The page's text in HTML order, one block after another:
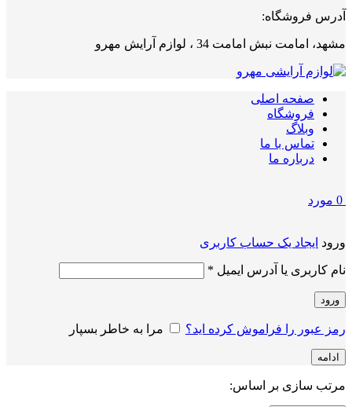
آدرس فروشگاه:
مشهد، امامت نبش امامت 34 ، لوازم آرایش مهرو
صفحه اصلی
فروشگاه
وبلاگ
تماس با ما
درباره ما
0 مورد
ورود ایجاد یک حساب کاربری
نام کاربری یا آدرس ایمیل *
ورود
رمز عبور را فراموش کرده اید؟ مرا به خاطر بسپار
ادامه
مرتب سازی بر اساس: